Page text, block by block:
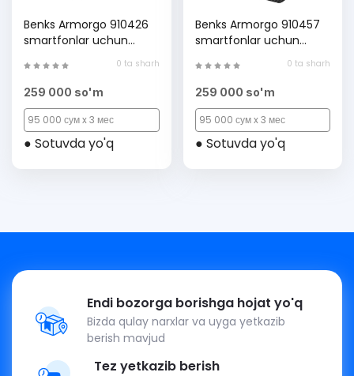
Benks Armorgo 910426
smartfonlar uchun
0 ta sharh
259 000 so'm
95 000 сум x 3 мес
● Sotuvda yo'q
Benks Armorgo 910457
smartfonlar uchun
0 ta sharh
259 000 so'm
95 000 сум x 3 мес
● Sotuvda yo'q
Endi bozorga borishga hojat yo'q
Bizda qulay narxlar va uyga yetkazib
berish mavjud
Tez yetkazib berish